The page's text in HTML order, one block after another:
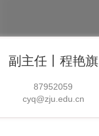
副主任丨 程艳旗
87952059
cyq@zju.edu.cn